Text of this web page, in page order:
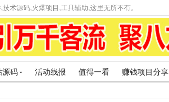
术源码,火爆项目,工具辅助,这里无所不有。
源码 活动线报 值得一看 赚钱项目分享